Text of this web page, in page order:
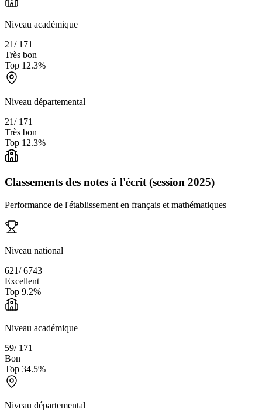
Niveau académique
21/ 171
Très bon
Top 12.3%
Niveau départemental
21/ 171
Très bon
Top 12.3%
Classements des notes à l'écrit (session 2025)
Performance de l'établissement en français et mathématiques
Niveau national
621/6743
Excellent
Top 9.2%
Niveau académique
59/ 171
Bon
Top 34.5%
Niveau départemental